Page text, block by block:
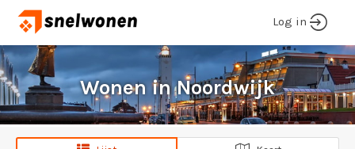
Log in
Wonen in Noordwijk